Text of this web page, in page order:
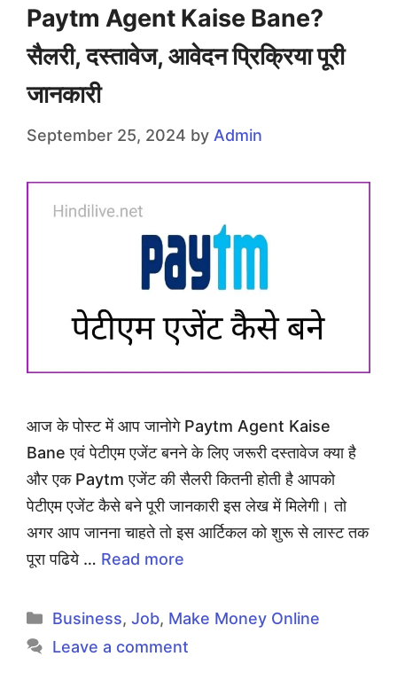
Paytm Agent Kaise Bane?
सैलरी, दस्तावेज, आवेदन प्रिक्रिया पूरी
जानकारी
September 25, 2024 by Admin
आज के पोस्ट में आप जानोगे Paytm Agent Kaise
Bane एवं पेटीएम एजेंट बनने के लिए जरूरी दस्तावेज क्या है
और एक Paytm एजेंट की सैलरी कितनी होती है आपको
पेटीएम एजेंट कैसे बने पूरी जानकारी इस लेख में मिलेगी। तो
अगर आप जानना चाहते तो इस आर्टिकल को शुरू से लास्ट तक
पूरा पढिये … Read more
Categories
Business, Job, Make Money Online
Leave a comment